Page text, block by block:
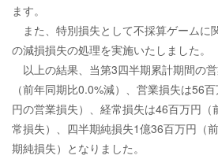
ます。
また、特別損失として不採算ゲームに
の減損損失の処理を実施いたしました。
以上の結果、当第3四半期累計期間の
（前年同期比0.0%減）、営業損失は56
円の営業損失）、経常損失は46百万円（
常損失）、四半期純損失1億36百万円（
期純損失）となりました。